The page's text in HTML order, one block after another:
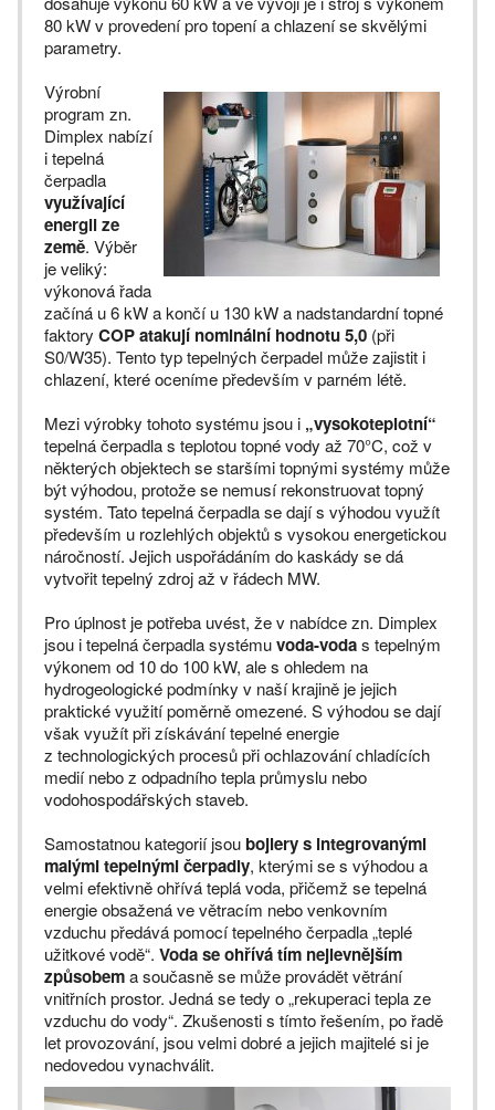
80 kW v provedení pro topení a chlazení se skvělými
parametry.
Výrobní
program zn.
Dimplex nabízí
i tepelná
čerpadla
využívající
energii ze
země. Výběr
je veliký:
výkonová řada
začíná u 6 kW a končí u 130 kW a nadstandardní topné
faktory COP atakují nominální hodnotu 5,0 (při
S0/W35). Tento typ tepelných čerpadel může zajistit i
chlazení, které oceníme především v parném létě.
Mezi výrobky tohoto systému jsou i „vysokoteplotní“
tepelná čerpadla s teplotou topné vody až 70°C, což v
některých objektech se staršími topnými systémy může
být výhodou, protože se nemusí rekonstruovat topný
systém. Tato tepelná čerpadla se dají s výhodou využít
především u rozlehlých objektů s vysokou energetickou
náročností. Jejich uspořádáním do kaskády se dá
vytvořit tepelný zdroj až v řádech MW.
Pro úplnost je potřeba uvést, že v nabídce zn. Dimplex
jsou i tepelná čerpadla systémuvoda-vodas tepelným
výkonem od 10 do 100 kW, ale s ohledem na
hydrogeologické podmínky v naší krajině je jejich
praktické využití poměrně omezené. S výhodou se dají
však využít při získávání tepelné energie
z technologických procesů při ochlazování chladících
medií nebo z odpadního tepla průmyslu nebo
vodohospodářských staveb.
Samostatnou kategorií jsoubojlery s integrovanými
malými tepelnými čerpadly, kterými se s výhodou a
velmi efektivně ohřívá teplá voda, přičemž se tepelná
energie obsažená ve větracím nebo venkovním
vzduchu předává pomocí tepelného čerpadla „teplé
užitkové vodě“. Voda se ohřívá tím nejlevnějším
způsobema současně se může provádět větrání
vnitřních prostor. Jedná se tedy o „rekuperaci tepla ze
vzduchu do vody“. Zkušenosti s tímto řešením, po řadě
let provozování, jsou velmi dobré a jejich majitelé si je
nedovedou vynachválit.